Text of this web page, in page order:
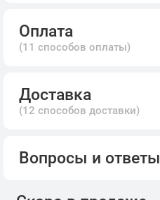
Оплата
(11 способов оплаты)
Доставка
(12 способов доставки)
Вопросы и ответы